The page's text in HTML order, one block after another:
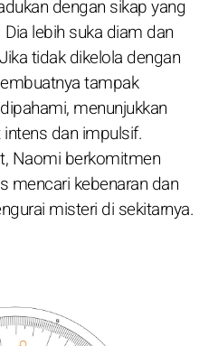
dengan sikap yang
lebih suka diam dan
tidak dikelola dengan
tampak
menunjukkan
dan impulsif.
Naomi berkomitmen
mencari kebenaran dan
misteri di sekitarnya.